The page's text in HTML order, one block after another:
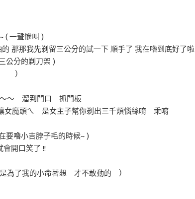
( 一聲慘叫 )
那那我先剃留三公分的試一下 順手了 我在嚕到底好了啦
公分的剃刀架 )
….. ）
～～ 溜到門口 抓門板
魔頭ㄟ 是女主子幫你剃出三千煩惱絲唷 乖唷
要嚕小吉脖子毛的時候~ )
會開口笑了 !!
為了我的小命著想 才不敢動的 ）